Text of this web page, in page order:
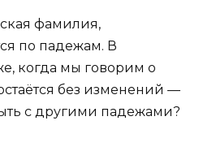
фамилия,
по падежам. В
когда мы говорим о
без изменений —
с другими падежами?